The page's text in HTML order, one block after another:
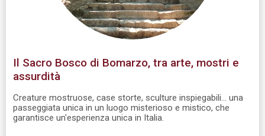
Il Sacro Bosco di Bomarzo, tra arte, mostri e
assurdità
Creature mostruose, case storte, sculture inspiegabili... una
passeggiata unica in un luogo misterioso e mistico, che
garantisce un'esperienza unica in Italia.